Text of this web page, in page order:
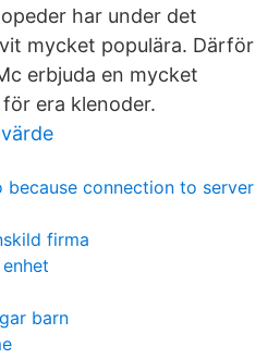
har under det
mycket populära. Därför
erbjuda en mycket
era klenoder.
connection to server
firma
barn